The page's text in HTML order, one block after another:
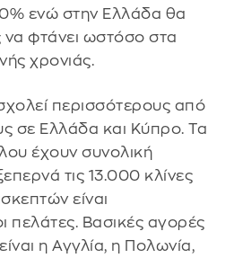
ενώ στην Ελλάδα θα
να φτάνει ωστόσο στα
χρονιάς.
περισσότερους από
σε Ελλάδα και Κύπρο. Τα
έχουν συνολική
τις 13.000 κλίνες
είναι
πελάτες. Βασικές αγορές
η Αγγλία, η Πολωνία,